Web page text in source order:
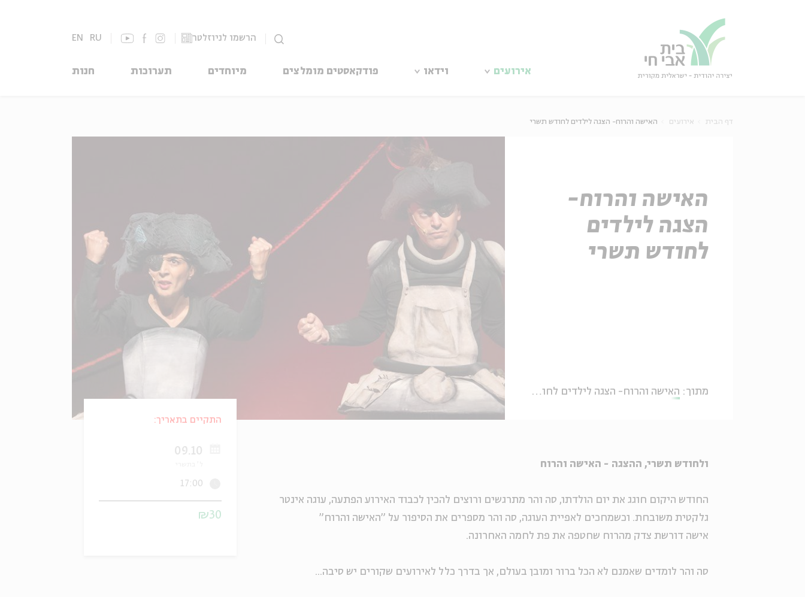
הרשמו לניוזלטר EN RU
אירועים וידאו פודקאסטים מומלצים מיוחדים תערוכות חנות
דף הבית אירועים האישה והרוח- הצגה לילדים לחודש תשרי
האישה והרוח-
הצגה לילדים
לחודש תשרי
מתוך: האישה והרוח- הצגה לילדים לחודש תשרי 2018
ולחודש תשרי, ההצגה - האישה והרוח
החודש היקום חוגג את יום הולדתו, סה והר מתרגשים ורוצים להכין לכבוד האירוע הפתעה, עוגה אינטר
גלקטית משובחת. וכשמחכים לאפיית העוגה, סה והר מספרים את הסיפור על "האישה והרוח"
אישה דורשת צדק מהרוח שחטפה את פת לחמה האחרונה.
סה והר לומדים שאמנם לא הכל ברור ומובן בעולם, אך בדרך כלל לאירועים שקורים יש סיבה...
התקיים בתאריך:
09.10
17:00
₪30